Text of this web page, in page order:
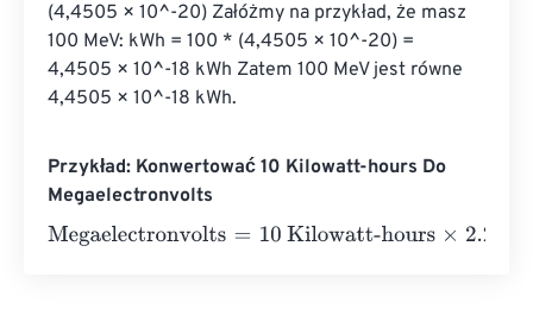
(4,4505 × 10^-20) Załóżmy na przykład, że masz
100 MeV: kWh = 100 * (4,4505 × 10^-20) =
4,4505 × 10^-18 kWh Zatem 100 MeV jest równe
4,4505 × 10^-18 kWh.
Przykład: Konwertować 10 Kilowatt-hours Do
Megaelectronvolts
Megaelectronvolts=10 Kilowatt-hours×2.247e 19 =